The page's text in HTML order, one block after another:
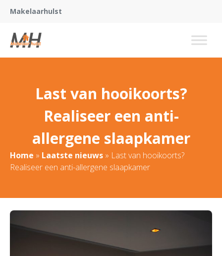
Makelaarhulst
Last van hooikoorts?
Realiseer een anti-
allergene slaapkamer
Home » Laatste nieuws » Last van hooikoorts?
Realiseer een anti-allergene slaapkamer